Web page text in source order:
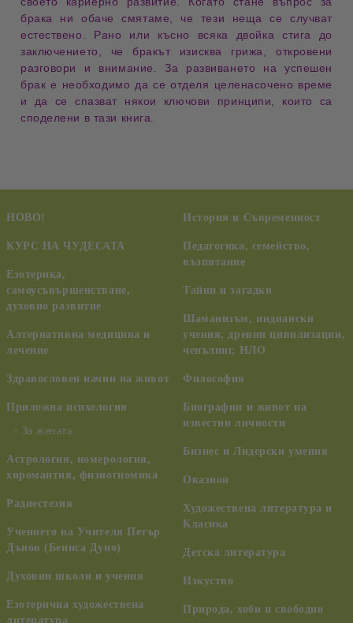
брака ни обаче смятаме, че тези неща се случват
естествено. Рано или късно всяка двойка стига до
заключението, че бракът изисква грижа, откровени
разговори и внимание. За развиването на успешен
брак е необходимо да се отделя целенасочено време
и да се спазват някои ключови принципи, които са
споделени в тази книга.
НОВО!
КУРС НА ЧУДЕСАТА
Езотерика,
самоусъвършенстване,
духовно развитие
Алтернативна медицина и
лечение
Здравословен начин на живот
Приложна психология
За жената
Астрология, номерология,
хиромантия, физиогномика
Радиестезия
Учението на Учителя Петър
Дънов (Беинса Дуно)
Духовни школи и учения
Езотерична художествена
литература
История и Съвременност
Педагогика, семейство,
възпитание
Тайни и загадки
Шаманизъм, индиански
учения, древни цивилизации,
ченълинг, НЛО
Философия
Биографии и живот на
известни личности
Бизнес и Лидерски умения
Оказион
Художествена литература и
Класика
Детска литература
Изкуство
Природа, хоби и свободно